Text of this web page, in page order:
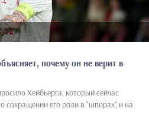
почему он не верит в
Хейбьерга, который сейчас
сокращении его роли в "шпорах", и на